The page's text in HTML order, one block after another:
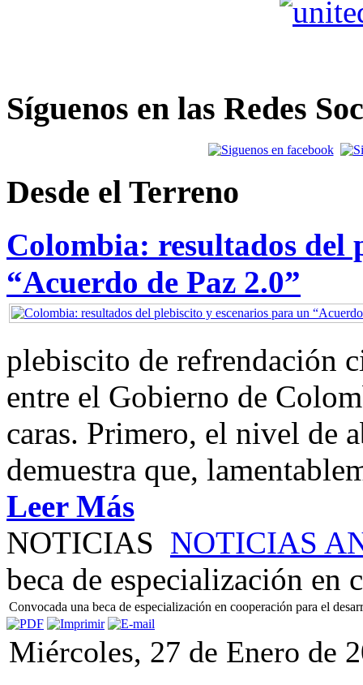
Síguenos en las Redes
Desde el Terreno
Colombia: resultados del
“Acuerdo de Paz 2.0”
plebiscito de refrendación
entre el Gobierno de
caras. Primero, el nivel de
demuestra que,
Leer Más
NOTICIAS NOTICIAS
beca de especialización en
Convocada una beca de especialización en cooperación para el
Miércoles, 27 de Enero de